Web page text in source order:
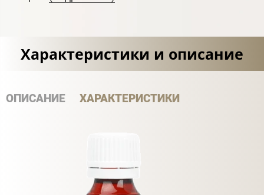
Характеристики и описание
ОПИСАНИЕ ХАРАКТЕРИСТИКИ